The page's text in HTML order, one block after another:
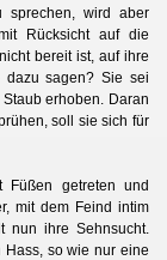
sprechen, wird aber
Rücksicht auf die
bereit ist, auf ihre
dazu sagen? Sie sei
erhoben. Daran
soll sie sich für
Füßen getreten und
mit dem Feind intim
nun ihre Sehnsucht.
Hass, so wie nur eine